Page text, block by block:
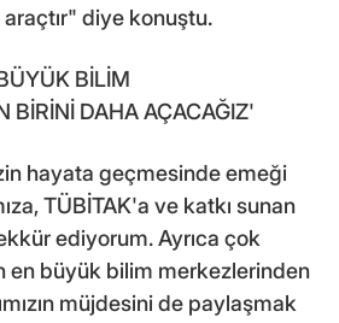
araçtır" diye konuştu.
BİLİM
BİRİNİ DAHA AÇACAĞIZ'
hayata geçmesinde emeği
TÜBİTAK'a ve katkı sunan
ediyorum. Ayrıca çok
en büyük bilim merkezlerinden
müjdesini de paylaşmak